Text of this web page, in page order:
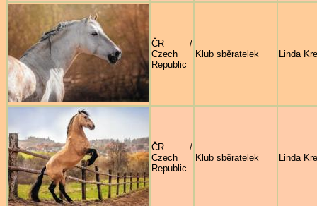
ČR /
Czech
Republic
Klub sběratelek Linda
ČR /
Czech
Republic
Klub sběratelek Linda